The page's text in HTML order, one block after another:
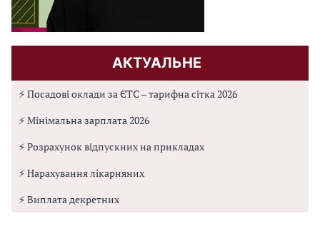
АКТУАЛЬНЕ
⚡ Посадові оклади за ЄТС – тарифна сітка 2026
⚡ Мінімальна зарплата 2026
⚡ Розрахунок відпускних на прикладах
⚡ Нарахування лікарняних
⚡ Виплата декретних